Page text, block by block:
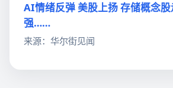
AI情绪反弹 美股上扬 存储概念
强……
来源：华尔街见闻